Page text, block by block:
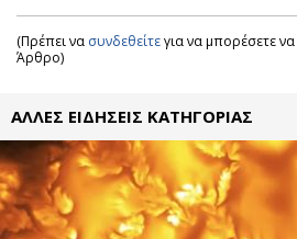
(Πρέπει να συνδεθείτεγια να μπορέσετε
Άρθρο)
ΑΛΛΕΣ ΕΙΔΗΣΕΙΣ ΚΑΤΗΓΟΡΙΑΣ